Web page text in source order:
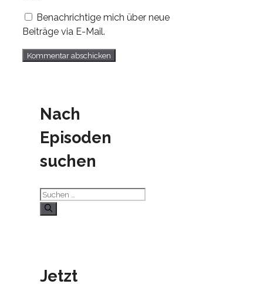
Benachrichtige mich über neue
Beiträge via E-Mail.
Nach
Episoden
suchen
Suchen
nach:
Jetzt